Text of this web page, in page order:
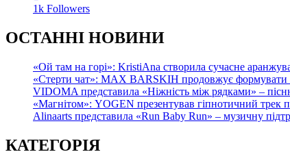
1k Followers
ОСТАННІ НОВИНИ
«Ой там на горі»: KristiAna створила сучасне
«Стерти чат»: MAX BARSKIH продовжує формувати
VIDOMA представила «Ніжність між рядками» –
«Магнітом»: YOGEN презентував гіпнотичний трек
Alinaarts представила «Run Baby Run» – музичну
КАТЕГОРІЯ